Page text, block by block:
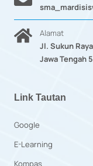
Alamat
Jl. Sukun
Jawa Tengah
Link Tautan
Google
E-Learning
Kompas